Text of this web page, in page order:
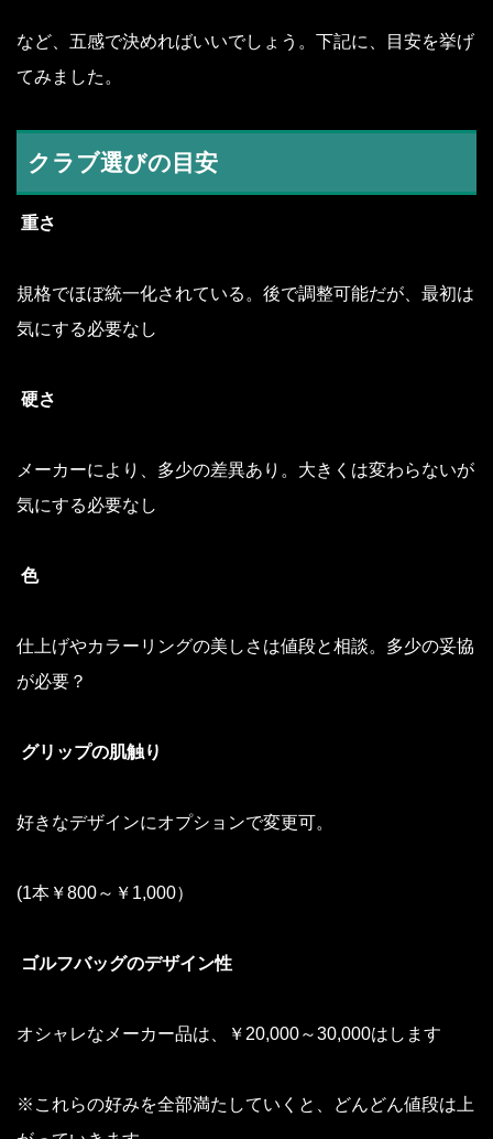
など、五感で決めればいいでしょう。下記に、目安を挙げ
てみました。
クラブ選びの目安
重さ
規格でほぼ統一化されている。後で調整可能だが、最初は
気にする必要なし
硬さ
メーカーにより、多少の差異あり。大きくは変わらないが
気にする必要なし
色
仕上げやカラーリングの美しさは値段と相談。多少の妥協
が必要？
グリップの肌触り
好きなデザインにオプションで変更可。
(1本￥800～￥1,000）
ゴルフバッグのデザイン性
オシャレなメーカー品は、￥20,000～30,000はします
※これらの好みを全部満たしていくと、どんどん値段は上